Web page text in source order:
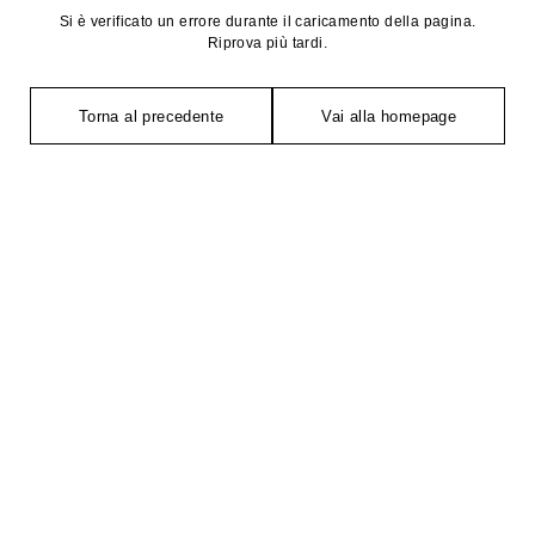
Si è verificato un errore durante il caricamento della pagina.
Riprova più tardi.
Torna al precedente Vai alla homepage